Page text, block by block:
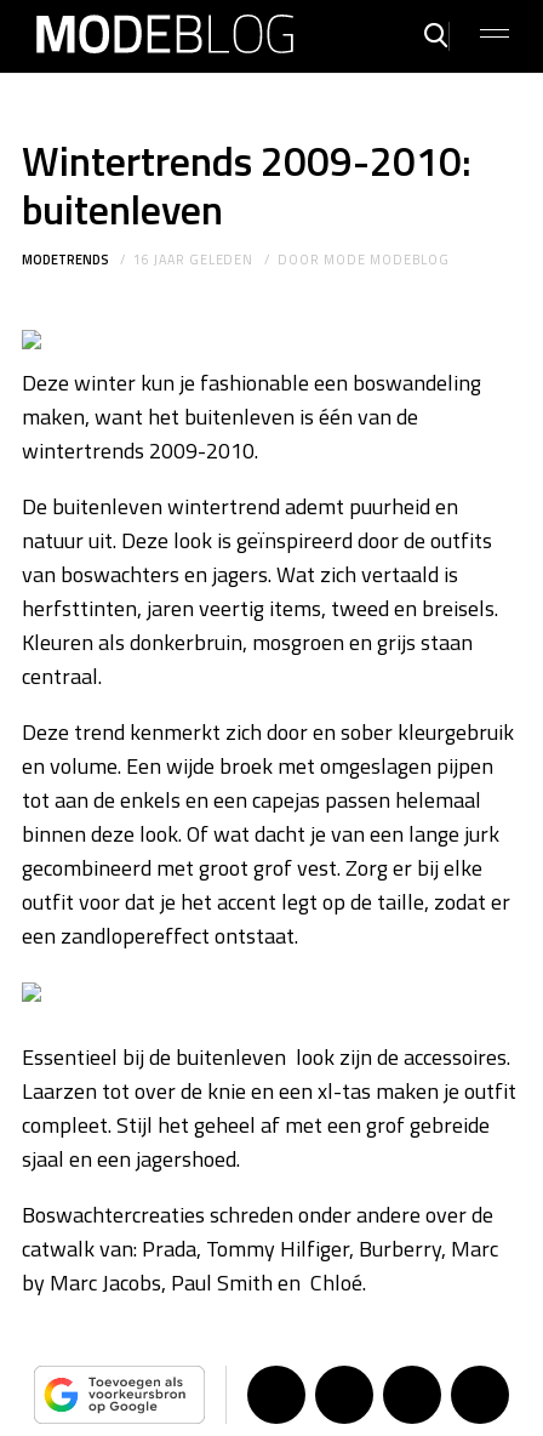
Wintertrends 2009-2010:
buitenleven
MODETRENDS 16 JAAR GELEDEN DOOR MODE MODEBLOG
Deze winter kun je fashionable een boswandeling
maken, want het buitenleven is één van de
wintertrends 2009-2010.
De buitenleven wintertrend ademt puurheid en
natuur uit. Deze look is geïnspireerd door de outfits
van boswachters en jagers. Wat zich vertaald is
herfsttinten, jaren veertig items, tweed en breisels.
Kleuren als donkerbruin, mosgroen en grijs staan
centraal.
Deze trend kenmerkt zich door en sober kleurgebruik
en volume. Een wijde broek met omgeslagen pijpen
tot aan de enkels en een capejas passen helemaal
binnen deze look. Of wat dacht je van een lange jurk
gecombineerd met groot grof vest. Zorg er bij elke
outfit voor dat je het accent legt op de taille, zodat er
een zandlopereffect ontstaat.
Essentieel bij de buitenleven look zijn de accessoires.
Laarzen tot over de knie en een xl-tas maken je outfit
compleet. Stijl het geheel af met een grof gebreide
sjaal en een jagershoed.
Boswachtercreaties schreden onder andere over de
catwalk van: Prada, Tommy Hilfiger, Burberry, Marc
by Marc Jacobs, Paul Smith en Chloé.